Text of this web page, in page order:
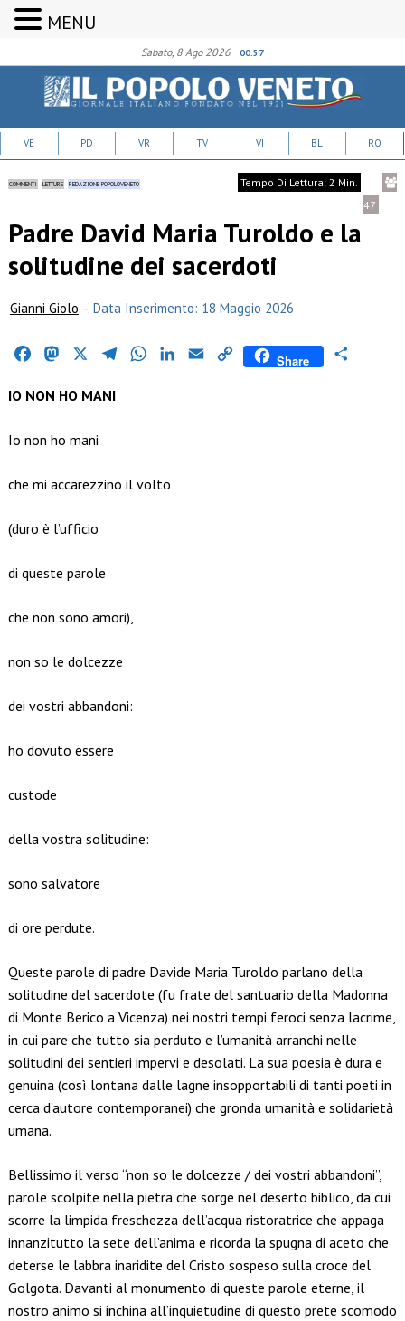
Sabato, 8 Ago 2026 00:57
VE PD VR TV VI BL RO
COMMENTI LETTURE REDAZIONE POPOLOVENETO
Tempo Di Lettura: 2 Min.
47
Padre David Maria Turoldo e la
solitudine dei sacerdoti
Gianni Giolo - Data Inserimento: 18 Maggio 2026
FacebookMastodon TelegramWhatsAppLinkedIn
Email Copy
Share
IO NON HO MANI
Io non ho mani
che mi accarezzino il volto
(duro è l’ufficio
di queste parole
che non sono amori),
non so le dolcezze
dei vostri abbandoni:
ho dovuto essere
custode
della vostra solitudine:
sono salvatore
di ore perdute.
Queste parole di padre Davide Maria Turoldo parlano della
solitudine del sacerdote (fu frate del santuario della Madonna
di Monte Berico a Vicenza) nei nostri tempi feroci senza lacrime,
in cui pare che tutto sia perduto e l’umanità arranchi nelle
solitudini dei sentieri impervi e desolati. La sua poesia è dura e
genuina (così lontana dalle lagne insopportabili di tanti poeti in
cerca d’autore contemporanei) che gronda umanità e solidarietà
umana.
Bellissimo il verso “non so le dolcezze / dei vostri abbandoni”,
parole scolpite nella pietra che sorge nel deserto biblico, da cui
scorre la limpida freschezza dell’acqua ristoratrice che appaga
innanzitutto la sete dell’anima e ricorda la spugna di aceto che
deterse le labbra inaridite del Cristo sospeso sulla croce del
Golgota. Davanti al monumento di queste parole eterne, il
nostro animo si inchina all’inquietudine di questo prete scomodo
MENU